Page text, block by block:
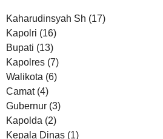
Kaharudinsyah Sh (17)
Kapolri (16)
Bupati (13)
Kapolres (7)
Walikota (6)
Camat (4)
Gubernur (3)
Kapolda (2)
Kepala Dinas (1)